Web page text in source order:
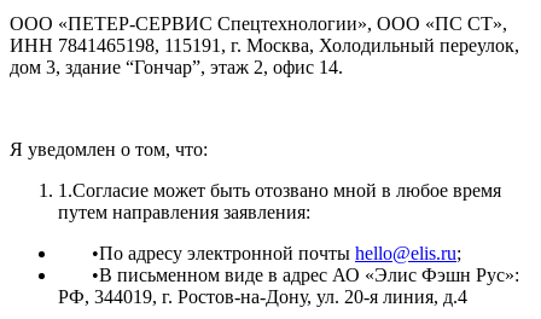
ООО «ПЕТЕР-СЕРВИС Спецтехнологии», ООО «ПС СТ»,
ИНН 7841465198, 115191, г. Москва, Холодильный переулок,
дом 3, здание “Гончар”, этаж 2, офис 14.
Я уведомлен о том, что:
1.Согласие может быть отозвано мной в любое время
путем направления заявления:
•По адресу электронной почты hello@elis.ru;
•В письменном виде в адрес АО «Элис Фэшн Рус»:
РФ, 344019, г. Ростов-на-Дону, ул. 20-я линия, д.4